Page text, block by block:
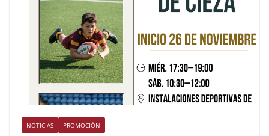
NOTICIAS PROMOCIÓN